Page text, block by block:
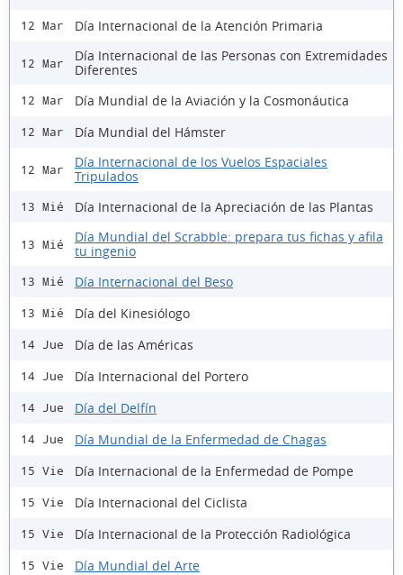
12 Mar Día Internacional de la Atención Primaria
12 Mar
Día Internacional de las Personas con Extremidades
Diferentes
12 Mar Día Mundial de la Aviación y la Cosmonáutica
12 Mar Día Mundial del Hámster
12 Mar
Día Internacional de los Vuelos Espaciales
Tripulados
13 Mié Día Internacional de la Apreciación de las Plantas
13 Mié
Día Mundial del Scrabble: prepara tus fichas y afila
tu ingenio
13 Mié Día Internacional del Beso
13 Mié Día del Kinesiólogo
14 Jue Día de las Américas
14 Jue Día Internacional del Portero
14 Jue Día del Delfín
14 Jue Día Mundial de la Enfermedad de Chagas
15 Vie Día Internacional de la Enfermedad de Pompe
15 Vie Día Internacional del Ciclista
15 Vie Día Internacional de la Protección Radiológica
15 Vie Día Mundial del Arte